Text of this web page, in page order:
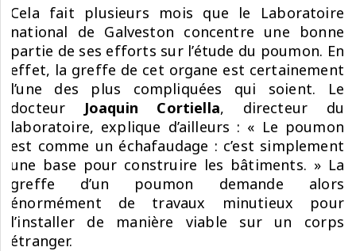
Cela fait plusieurs mois que le Laboratoire
national de Galveston concentre une bonne
partie de ses efforts sur l’étude du poumon. En
effet, la greffe de cet organe est certainement
l’une des plus compliquées qui soient. Le
docteur Joaquin Cortiella, directeur du
laboratoire, explique d’ailleurs : « Le poumon
est comme un échafaudage : c’est simplement
une base pour construire les bâtiments. » La
greffe d’un poumon demande alors
énormément de travaux minutieux pour
l’installer de manière viable sur un corps
étranger.